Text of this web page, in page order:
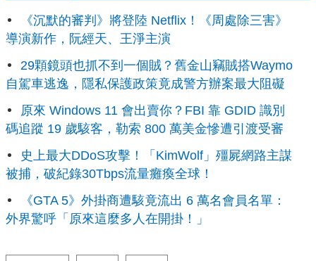
《沉默的審判》將登陸 Netflix！《周處除三害》
導演新作，阮經天、王淨主演
29顆鏡頭也抓不到一個賊？舊金山竊賊搭Waymo
自駕車逃逸，隱私保護政策竟成警方辦案最大阻礙
原來 Windows 11 會出賣你？FBI 靠 GDID 識別
碼追蹤 19 歲駭客，勒索 800 萬美金慘遭引渡受審
史上最大DDoS攻擊！「KimWolf」殭屍網路主謀
被捕，破紀錄30Tbps流量癱瘓全球！
《GTA 5》外掛商遭駭竟流出 6 萬名會員名單：
外界驚呼「原來這麼多人在開掛！」